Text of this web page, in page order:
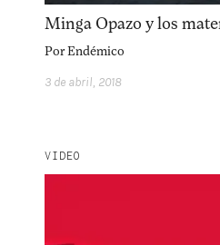
Minga Opazo y los
PorEndémico
3 de abril, 2018
VIDEO